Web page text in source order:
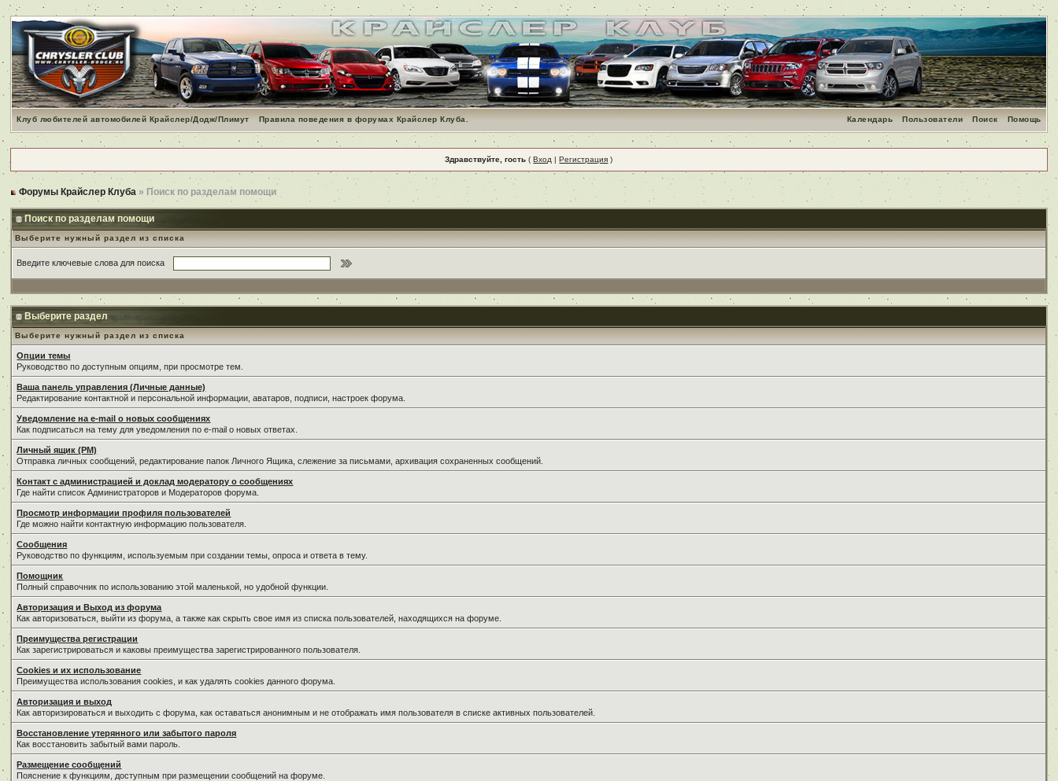
Клуб любителей автомобилей Крайслер/Додж/Плимут Правила поведения в форумах Крайслер Клуба. Помощь
Поиск
Пользователи
Календарь
Здравствуйте, гость (Вход |Регистрация )
Форумы Крайслер Клуба » Поиск по разделам помощи
Поиск по разделам помощи
Выберите нужный раздел из списка
Введите ключевые слова для поиска
Выберите раздел
Выберите нужный раздел из списка
Опции темы
Руководство по доступным опциям, при просмотре тем.
Ваша панель управления (Личные данные)
Редактирование контактной и персональной информации, аватаров, подписи, настроек форума.
Уведомление на e-mail о новых сообщениях
Как подписаться на тему для уведомления по e-mail о новых ответах.
Личный ящик (PM)
Отправка личных сообщений, редактирование папок Личного Ящика, слежение за письмами, архивация сохраненных сообщений.
Контакт с администрацией и доклад модератору о сообщениях
Где найти список Администраторов и Модераторов форума.
Просмотр информации профиля пользователей
Где можно найти контактную информацию пользователя.
Сообщения
Руководство по функциям, используемым при создании темы, опроса и ответа в тему.
Помощник
Полный справочник по использованию этой маленькой, но удобной функции.
Авторизация и Выход из форума
Как авторизоваться, выйти из форума, а также как скрыть свое имя из списка пользователей, находящихся на форуме.
Преимущества регистрации
Как зарегистрироваться и каковы преимущества зарегистрированного пользователя.
Cookies и их использование
Преимущества использования cookies, и как удалять cookies данного форума.
Авторизация и выход
Как авторизироваться и выходить с форума, как оставаться анонимным и не отображать имя пользователя в списке активных пользователей.
Восстановление утерянного или забытого пароля
Как восстановить забытый вами пароль.
Размещение сообщений
Пояснение к функциям, доступным при размещении сообщений на форуме.